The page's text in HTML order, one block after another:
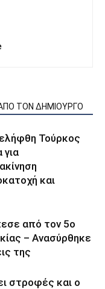
ΤΟΝ ΔΗΜΙΟΥΡΓΟ
Τούρκος
για
και
από τον 5ο
– Ανασύρθηκε
της
στροφές και ο